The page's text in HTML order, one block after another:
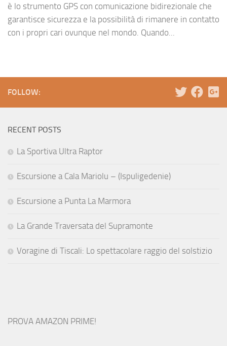
è lo strumento GPS con comunicazione bidirezionale che
garantisce sicurezza e la possibilità di rimanere in contatto
con i propri cari ovunque nel mondo. Quando...
FOLLOW:
RECENT POSTS
La Sportiva Ultra Raptor
Escursione a Cala Mariolu – (Ispuligedenie)
Escursione a Punta La Marmora
La Grande Traversata del Supramonte
Voragine di Tiscali: Lo spettacolare raggio del solstizio
PROVA AMAZON PRIME!